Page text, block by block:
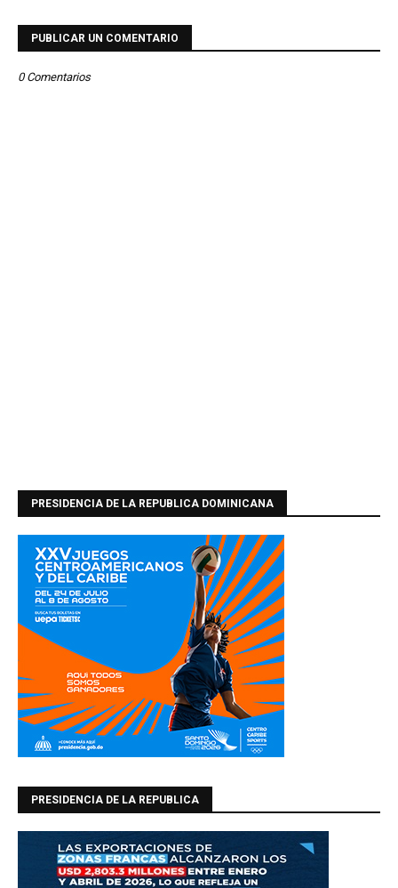
PUBLICAR UN COMENTARIO
0 Comentarios
PRESIDENCIA DE LA REPUBLICA DOMINICANA
PRESIDENCIA DE LA REPUBLICA